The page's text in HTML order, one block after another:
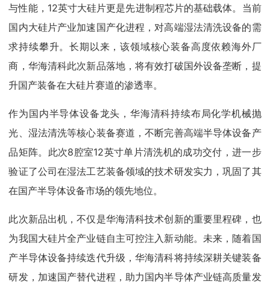
与性能，12英寸大硅片更是先进制程芯片的基础载体。当前
国内大硅片产业加速国产化进程，对高端湿法清洗设备的需
求持续攀升。长期以来，该领域核心装备高度依赖海外厂
商，华海清科此次新品落地，将有效打破国外设备垄断，提
升国产装备在大硅片赛道的渗透率。
作为国内半导体设备龙头，华海清科持续布局化学机械抛
光、湿法清洗等核心装备赛道，不断完善高端半导体设备产
品矩阵。此次8腔室12英寸单片清洗机的成功交付，进一步
验证了公司在湿法工艺装备领域的技术研发实力，巩固了其
在国产半导体设备市场的领先地位。
此次新品出机，不仅是华海清科技术创新的重要里程碑，也
为我国大硅片全产业链自主可控注入新动能。未来，随着国
产半导体设备持续迭代升级，华海清科将持续深耕关键装备
研发，加速国产替代进程，助力国内半导体产业链高质量发